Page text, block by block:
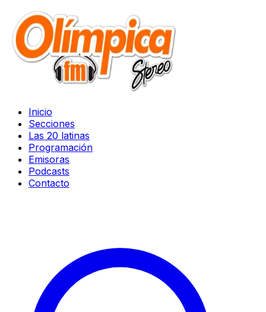
Inicio
Secciones
Las 20 latinas
Programación
Emisoras
Podcasts
Contacto